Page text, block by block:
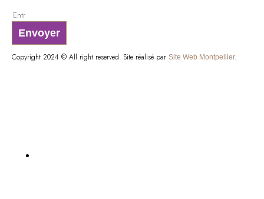
Envoyer
Copyright 2024 © All right reserved. Site réalisé par Site Web Montpellier.